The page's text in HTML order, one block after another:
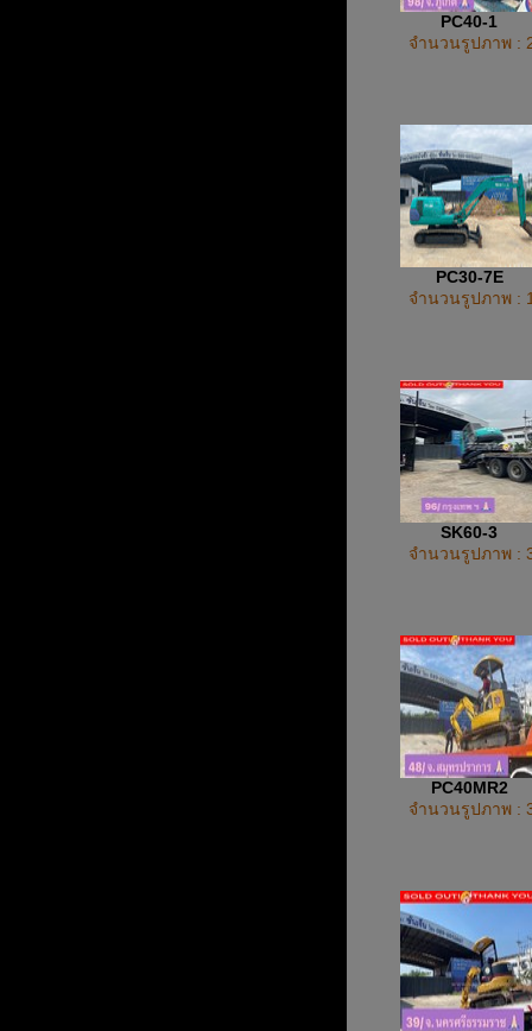
PC40-1
จำนวนรูปภาพ :
PC30-7E
จำนวนรูปภาพ :
SK60-3
จำนวนรูปภาพ :
PC40MR2
จำนวนรูปภาพ :